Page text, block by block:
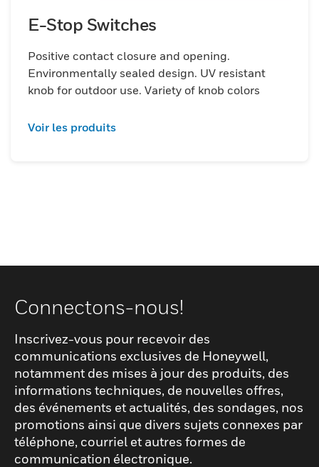
pénétrer dans la chambre de contact,
favorisant ainsi une durée de vie plus
longue des commutateurs. Plusieurs
couleurs de boutons standard sont
peuvent être expédiées dans un emballage
E-Stop Switches
Positive contact closure and opening.
Environmentally sealed design. UV resistant
knob for outdoor use. Variety of knob colors
Voir les produits
Connectons-nous!
Inscrivez-vous pour recevoir des
communications exclusives de Honeywell,
notamment des mises à jour des produits, des
informations techniques, de nouvelles offres,
des événements et actualités, des sondages, nos
promotions ainsi que divers sujets connexes par
téléphone, courriel et autres formes de
communication électronique.